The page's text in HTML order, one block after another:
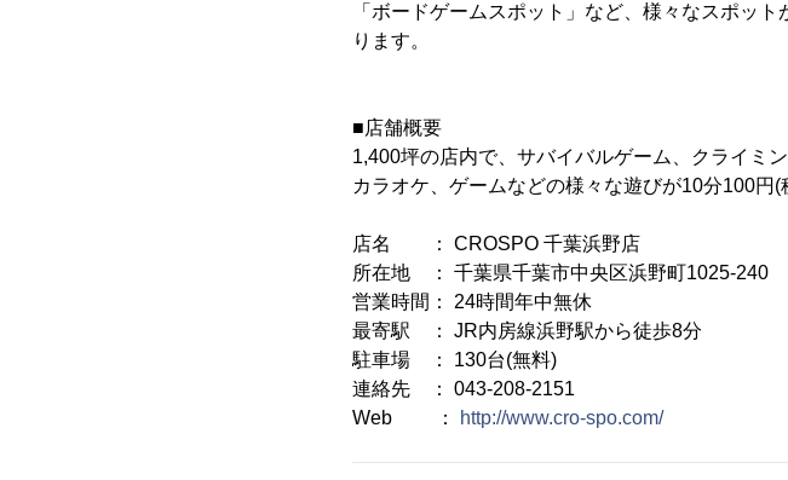
「ボードゲームスポット」など、様々なスポッ
ります。
■店舗概要
1,400坪の店内で、サバイバルゲーム、クライミ
カラオケ、ゲームなどの様々な遊びが10分100円(
店名 ： CROSPO 千葉浜野店
所在地 ： 千葉県千葉市中央区浜野町1025-240
営業時間： 24時間年中無休
最寄駅 ： JR内房線浜野駅から徒歩8分
駐車場 ： 130台(無料)
連絡先 ： 043-208-2151
Web ：
http://www.cro-spo.com/